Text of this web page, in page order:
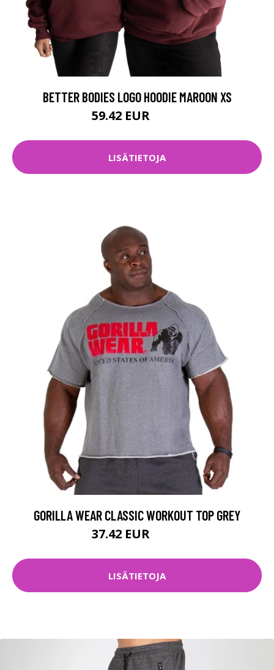
BETTER BODIES LOGO HOODIE MAROON XS
59.42 EUR
LISÄTIETOJA
GORILLA WEAR CLASSIC WORKOUT TOP GREY
37.42 EUR
LISÄTIETOJA